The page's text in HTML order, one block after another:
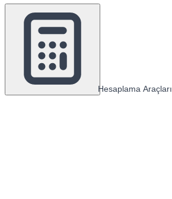
Hesaplama Araçları